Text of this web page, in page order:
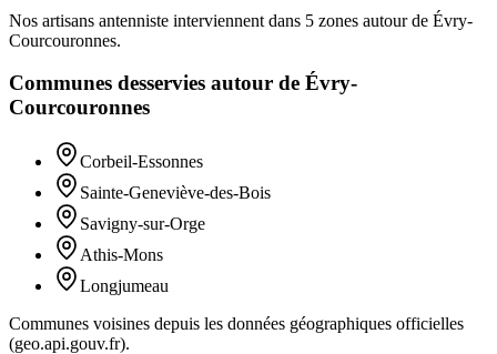
Nos artisans antenniste interviennent dans 5 zones autour de Évry-
Courcouronnes.
Communes desservies autour de Évry-
Courcouronnes
Corbeil-Essonnes
Sainte-Geneviève-des-Bois
Savigny-sur-Orge
Athis-Mons
Longjumeau
Communes voisines depuis les données géographiques officielles
(geo.api.gouv.fr).